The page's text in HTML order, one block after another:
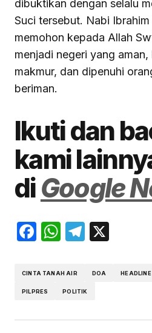
dibuktikan dengan selalu
Suci tersebut. Nabi
memohon kepada Allah
menjadi negeri yang
makmur, dan dipenuhi
beriman.
Ikuti dan
kami
diGoogle
Facebook
WhatsApp
CINTA TANAH AIR DOA HEADLINE
PILPRES POLITIK